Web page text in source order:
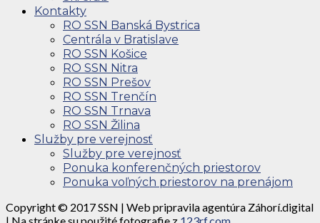
Kontakty
RO SSN Banská Bystrica
Centrála v Bratislave
RO SSN Košice
RO SSN Nitra
RO SSN Prešov
RO SSN Trenčín
RO SSN Trnava
RO SSN Žilina
Služby pre verejnosť
Služby pre verejnosť
Ponuka konferenčných priestorov
Ponuka voľných priestorov na prenájom
Copyright © 2017 SSN | Web pripravila agentúra Záhorí.digital